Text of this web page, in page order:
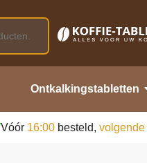
Ontkalkingstabletten
Vóór 16:00 besteld,